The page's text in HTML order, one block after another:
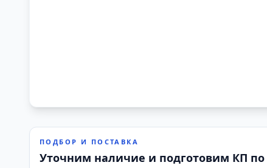
ПОДБОР И ПОСТАВКА
Уточним наличие и подготовим КП по